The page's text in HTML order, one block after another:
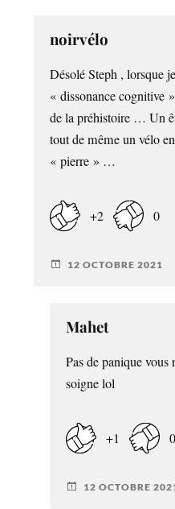
noirvélo
Désolé Steph , lorsque
« dissonance cognitive
de la préhistoire … Un
tout de même un vélo
« pierre » …
+2 0
12 OCTOBRE 2021
Mahet
Pas de panique vous
soigne lol
+1 0
12 OCTOBRE